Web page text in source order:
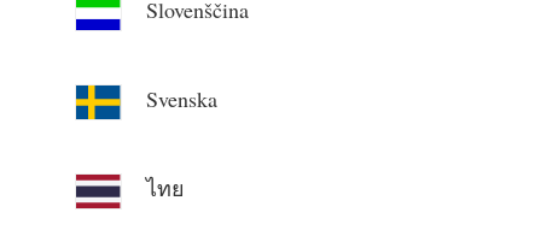
Slovenščina
Svenska
ไทย